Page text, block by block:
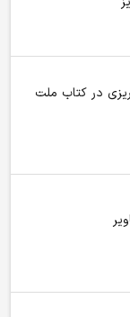
در کتاب ملت